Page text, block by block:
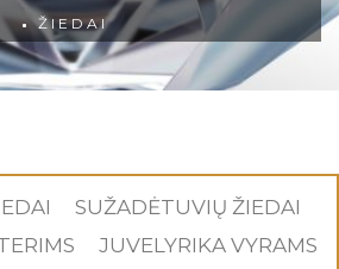
ŽIEDAI
SUŽADĖTUVIŲ ŽIEDAI
JUVELYRIKA VYRAMS